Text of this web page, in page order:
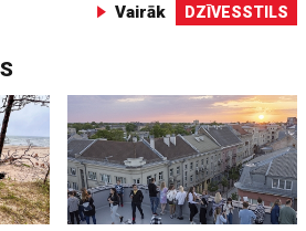
Vairāk DZĪVESSTILS